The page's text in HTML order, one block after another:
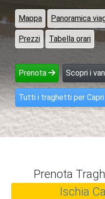
Mappa Panoramica
Prezzi Tabella orari
Prenota Scopri i
Tutti i traghetti per Capri
Prenota
Ischia